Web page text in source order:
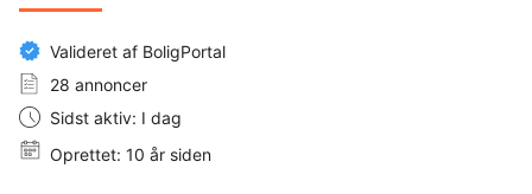
Valideret af BoligPortal
28 annoncer
Sidst aktiv: I dag
Oprettet: 10 år siden